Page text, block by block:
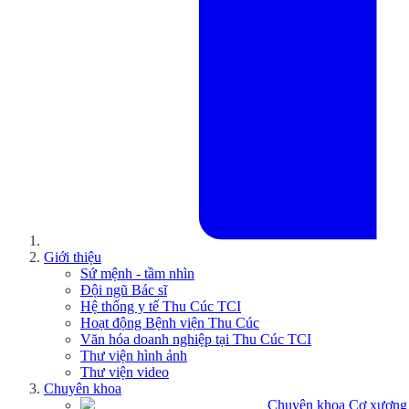
Giới thiệu
Sứ mệnh - tầm nhìn
Đội ngũ Bác sĩ
Hệ thống y tế Thu Cúc TCI
Hoạt động Bệnh viện Thu Cúc
Văn hóa doanh nghiệp tại Thu Cúc TCI
Thư viện hình ảnh
Thư viện video
Chuyên khoa
Chuyên khoa Cơ